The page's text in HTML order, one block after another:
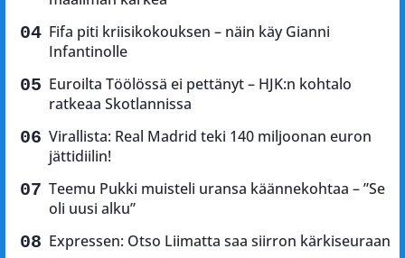
Fifa piti kriisikokouksen – näin käy Gianni
Infantinolle
Euroilta Töölössä ei pettänyt – HJK:n kohtalo
ratkeaa Skotlannissa
Virallista: Real Madrid teki 140 miljoonan euron
jättidiilin!
Teemu Pukki muisteli uransa käännekohtaa – ”Se
oli uusi alku”
Expressen: Otso Liimatta saa siirron kärkiseuraan